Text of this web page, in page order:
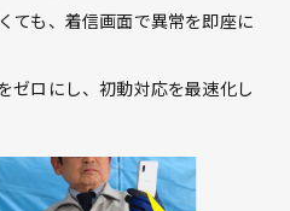
ても、着信画面で異常を即座に
ゼロにし、初動対応を最速化し